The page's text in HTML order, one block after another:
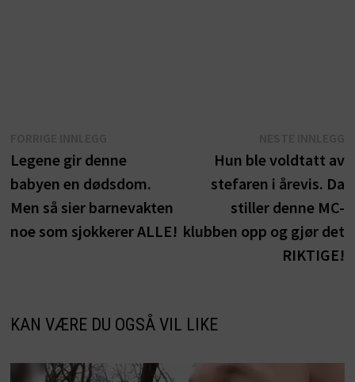
innlegg:
Legene gir denne
babyen en dødsdom.
Men så sier barnevakten
noe som sjokkerer ALLE!
Hun ble voldtatt av
stefaren i årevis. Da
stiller denne MC-
klubben opp og gjør det
RIKTIGE!
KAN VÆRE DU OGSÅ VIL LIKE